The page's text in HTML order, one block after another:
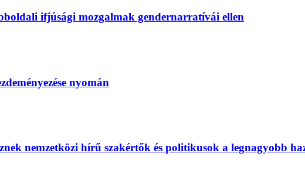
ifjúsági mozgalmak gendernarratívái ellen
nyomán
nemzetközi hírű szakértők és politikusok a legnagyobb